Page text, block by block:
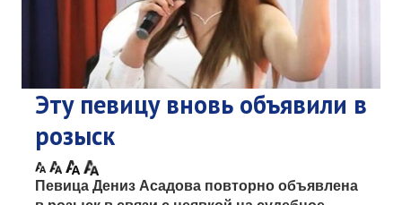
Эту певицу вновь объявили в
розыск
Певица Дениз Асадова повторно объявлена